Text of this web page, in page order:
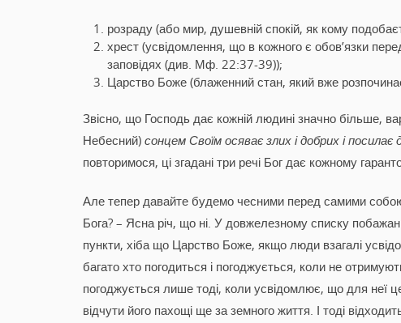
розраду (або мир, душевній спокій, як кому
хрест (усвідомлення, що в кожного є обов’язки
заповідях (див. Мф. 22:37-39));
Царство Боже (блаженний стан, який вже
Звісно, що Господь дає кожній людині значно більше,
Небесний) сонцем Своїм осяває злих і добрих і
повторимося, ці згадані три речі Бог дає кожному
Але тепер давайте будемо чесними перед самими
Бога? – Ясна річ, що ні. У довжелезному списку
пункти, хіба що Царство Боже, якщо люди взагалі
багато хто погодиться і погоджується, коли не
погоджується лише тоді, коли усвідомлює, що для неї
відчути його пахощі ще за земного життя. І тоді